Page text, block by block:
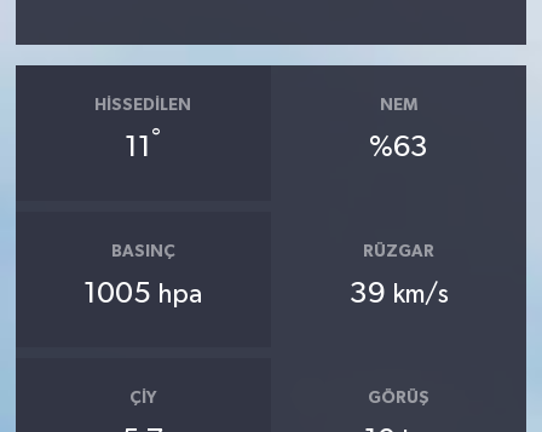
HISSEDILEN
11 °
NEM
%63
BASINÇ
1005 hpa
RÜZGAR
39 km/s
ÇIY GÖRÜŞ